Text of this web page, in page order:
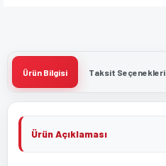
Ürün Bilgisi Taksit Seçenekleri
Ürün Açıklaması